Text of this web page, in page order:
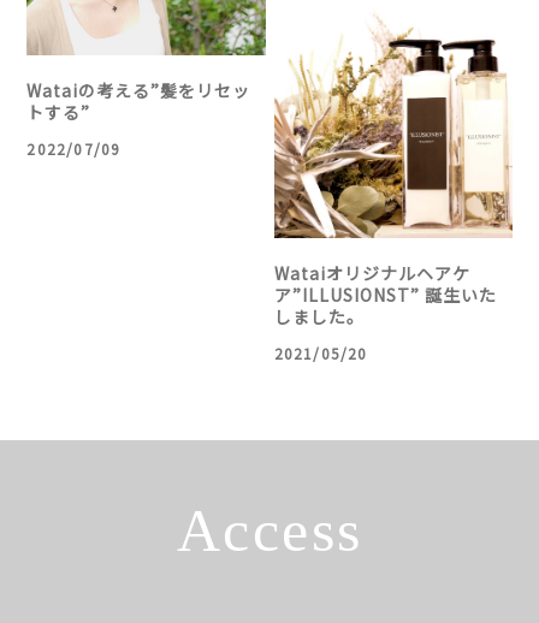
Wataiの考える”髪をリセッ
トする”
2022/07/09
Wataiオリジナルヘアケ
ア”ILLUSIONST” 誕生いた
しました。
2021/05/20
Access